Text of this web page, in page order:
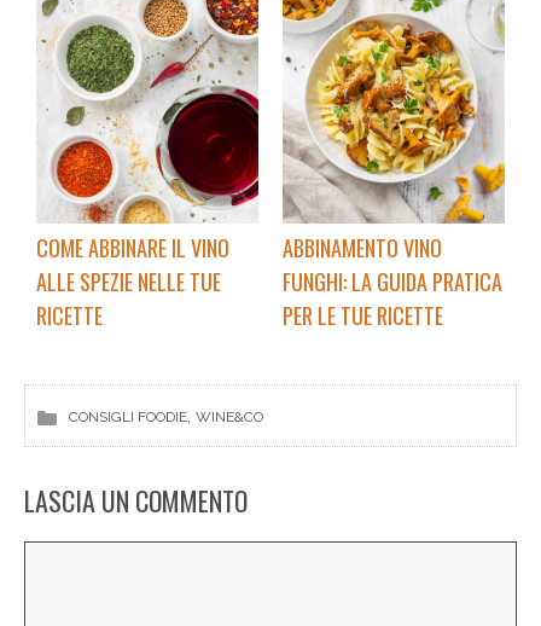
COME ABBINARE IL VINO
ALLE SPEZIE NELLE TUE
RICETTE
ABBINAMENTO VINO
FUNGHI: LA GUIDA PRATICA
PER LE TUE RICETTE
CONSIGLI FOODIE, WINE&CO
LASCIA UN COMMENTO